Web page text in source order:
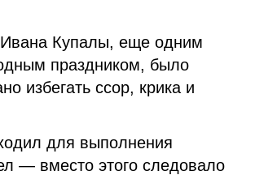
Купалы, еще одним
праздником, было
избегать ссор, крика и
для выполнения
— вместо этого следовало